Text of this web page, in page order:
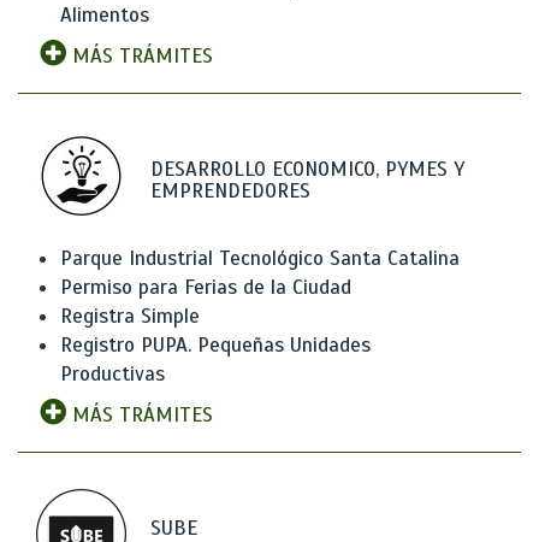
Alimentos
MÁS TRÁMITES
DESARROLLO ECONOMICO, PYMES Y
EMPRENDEDORES
Parque Industrial Tecnológico Santa Catalina
Permiso para Ferias de la Ciudad
Registra Simple
Registro PUPA. Pequeñas Unidades
Productivas
MÁS TRÁMITES
SUBE